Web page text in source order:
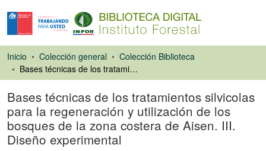
Inicio Colección general
Colección Biblioteca
Bases técnicas de los tratamientos silvicolas para la regeneración y utilización de los bosques de la zona costera de Aisen. III. Diseño experimental
Bases técnicas de los tratamientos silvicolas
para la regeneración y utilización de los
bosques de la zona costera de Aisen. III.
Diseño experimental